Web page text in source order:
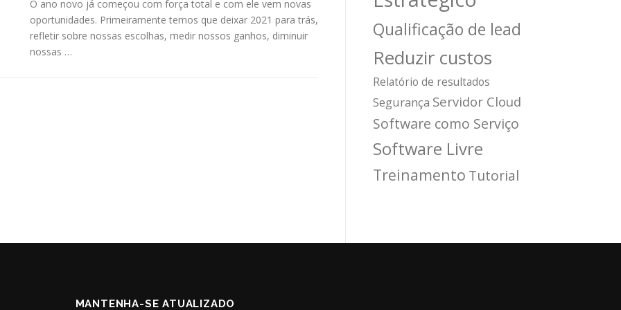
O ano novo já começou com força total e com ele vem novas
oportunidades. Primeiramente temos que deixar 2021 para trás,
refletir sobre nossas escolhas, medir nossos ganhos, diminuir
nossas …
Qualificação de lead
Reduzir custos
Relatório de resultados
Segurança Servidor Cloud
Software como Serviço
Software Livre
Treinamento Tutorial
MANTENHA-SE ATUALIZADO